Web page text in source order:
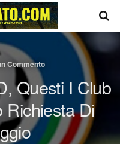
Commento
Questi I Club
Richiesta Di